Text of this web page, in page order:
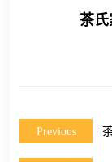
茶
Previous